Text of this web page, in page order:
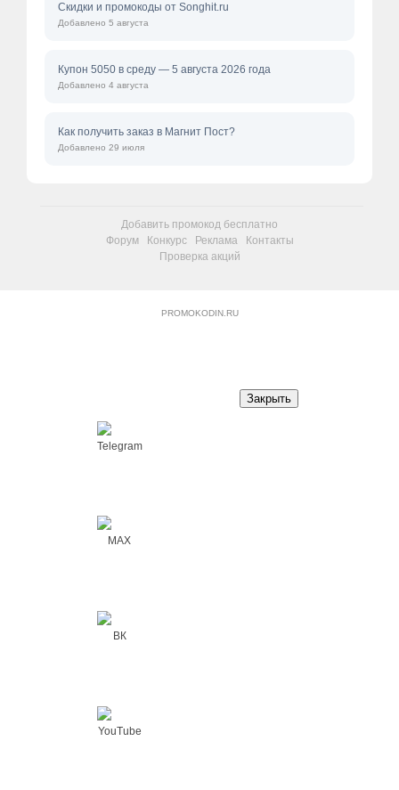
Скидки и промокоды от Songhit.ru
Добавлено 5 августа
Купон 5050 в среду — 5 августа 2026 года
Добавлено 4 августа
Как получить заказ в Магнит Пост?
Добавлено 29 июля
Добавить промокод бесплатно
Форум
Конкурс Реклама
Контакты
Проверка акций
PROMOKODIN.RU
Telegram
MAX
ВК
YouTube
Закрыть